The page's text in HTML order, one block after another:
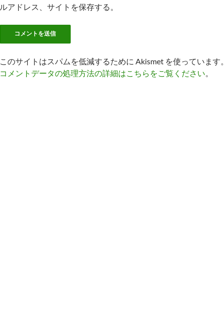
ルアドレス、サイトを保存する。
このサイトはスパムを低減するために Akismet を使っています。
コメントデータの処理方法の詳細はこちらをご覧ください。